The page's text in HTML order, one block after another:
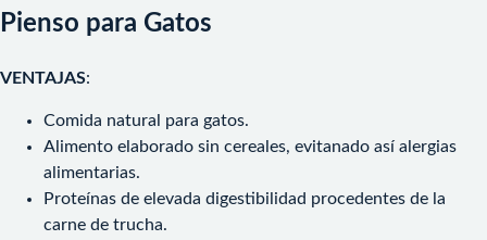
Pienso para Gatos
VENTAJAS:
Comida natural para gatos.
Alimento elaborado sin cereales, evitanado así alergias
alimentarias.
Proteínas de elevada digestibilidad procedentes de la
carne de trucha.